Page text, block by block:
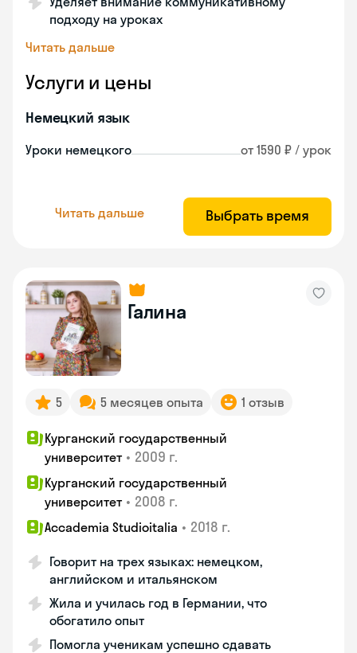
подходу на уроках
Читать дальше
Услуги и цены
Немецкий язык
Уроки немецкого от 1590 ₽ / урок
Читать дальше Выбрать время
Галина
5 5 месяцев опыта 1 отзыв
Курганский государственный
университет • 2009 г.
Курганский государственный
университет • 2008 г.
Accademia Studioitalia • 2018 г.
Говорит на трех языках: немецком,
английском и итальянском
Жила и училась год в Германии, что
обогатило опыт
Помогла ученикам успешно сдавать